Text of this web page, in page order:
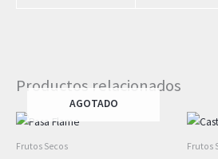
Productos relacionados
AGOTADO
Frutos Secos Frutos